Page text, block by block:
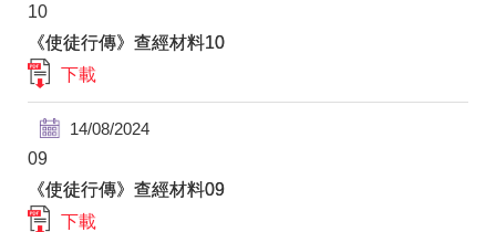
10
《使徒行傳》查經材料10
下載
14/08/2024
09
《使徒行傳》查經材料09
下載